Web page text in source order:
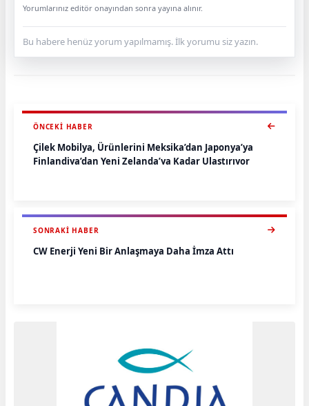
Yorumlarınız editör onayından sonra yayına alınır.
Bu habere henüz yorum yapılmamış. İlk yorumu siz yazın.
ÖNCEKI HABER
Çilek Mobilya, Ürünlerini Meksika’dan Japonya’ya
Finlandiya’dan Yeni Zelanda’ya Kadar Ulaştırıyor
SONRAKI HABER
CW Enerji Yeni Bir Anlaşmaya Daha İmza Attı